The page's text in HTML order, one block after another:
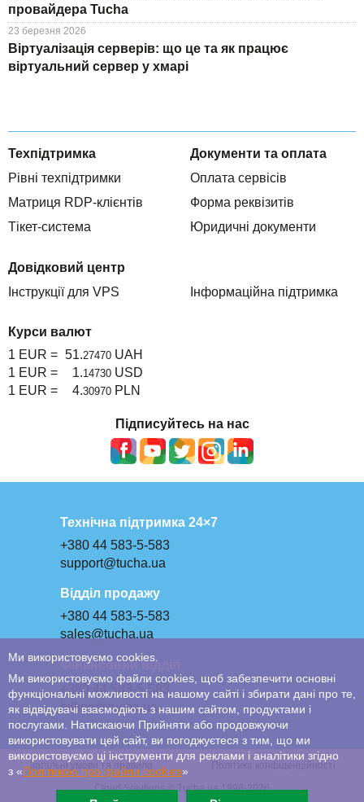
провайдера Tucha
23 березня 2026
Віртуалізація серверів: що це та як працює
віртуальний сервер у хмарі
Техпідтримка
Рівні техпідтримки
Матриця RDP-клієнтів
Тікет-система
Документи та оплата
Оплата сервісів
Форма реквізитів
Юридичні документи
Довідковий центр
Інструкції для VPS
Інформаційна підтримка
Курси валют
1 EUR = 51.27470 UAH
1 EUR =
1.14730 USD
1 EUR =
4.30970 PLN
Підписуйтесь на нас
Технічна підтримка 24×7
+380 44 583-5-583
support@tucha.ua
Відділ продажу
+380 44 583-5-583
sales@tucha.ua
Фінансовий відділ
+380 44 583-5-583
billing@tucha.ua
Загальні умови та правила
Політика конфіденційності
Cloud Solutions © Tucha.ua 1998-2026
Ми використовуємо cookies.
Ми використовуємо файли cookies, щоб забезпечити основні
функціональні можливості на нашому сайті і збирати дані про те,
як відвідувачі взаємодіють з нашим сайтом, продуктами і
послугами. Натискаючи Прийняти або продовжуючи
використовувати цей сайт, ви погоджуєтеся з тим, що ми
використовуємо ці інструменти для реклами і аналітики згідно
з «Політикою про файли сookies»